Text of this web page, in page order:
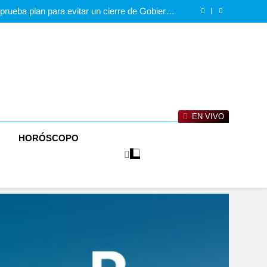
reapertura de Ormuz
plan para evitar un cierre de Gobierno
antes de las elecciones
condiciona la libertad religiosa a la lealtad al
plan para evitar un cierre de Gobierno
explosivos a un día de la investidura de
EN VIVO
HORÓSCOPO